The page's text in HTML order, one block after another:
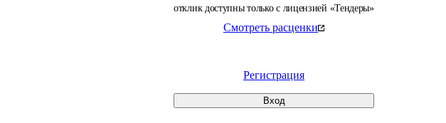
отклик доступны только с лицензией «Тендеры»
Смотреть расценки
Регистрация
Вход